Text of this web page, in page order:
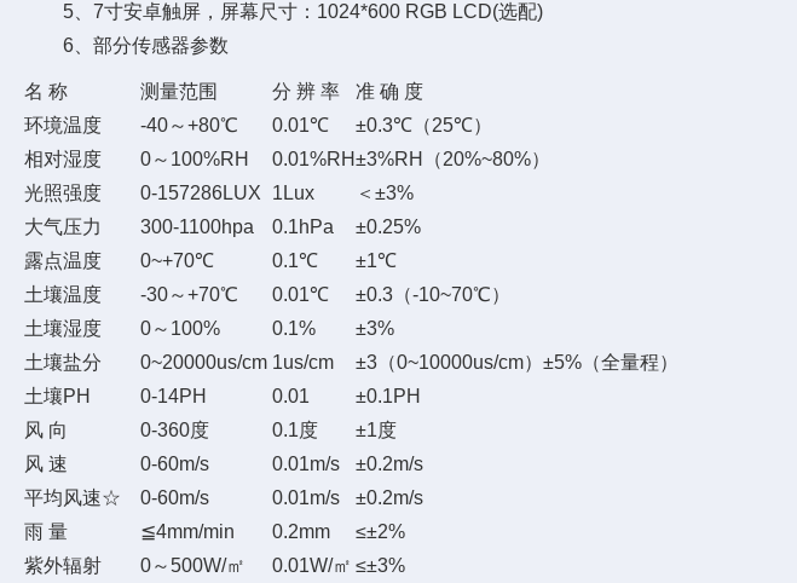
5、7寸安卓触屏，屏幕尺寸：1024*600 RGB LCD(选配)
6、部分传感器参数
名 称 测量范围 分 辨 率
准 确 度
环境温度
-40～+80℃ 0.01℃
±0.3℃（25℃）
相对湿度
0～100%RH 0.01%RH±3%RH（20%~80%）
光照强度
0-157286LUX 1Lux
＜±3%
大气压力
300-1100hpa 0.1hPa
±0.25%
露点温度
0~+70℃ 0.1℃
±1℃
土壤温度
-30～+70℃ 0.01℃
±0.3（-10~70℃）
土壤湿度
0～100% 0.1%
±3%
土壤盐分
0~20000us/cm 1us/cm
±3（0~10000us/cm）±5%（全量程）
土壤PH
0-14PH 0.01
±0.1PH
风 向
0-360度 0.1度
±1度
风 速
0-60m/s 0.01m/s
±0.2m/s
平均风速☆
0-60m/s 0.01m/s
±0.2m/s
雨 量
≦4mm/min 0.2mm
≤±2%
紫外辐射
0～500W/㎡ 0.01W/㎡ ≤±3%